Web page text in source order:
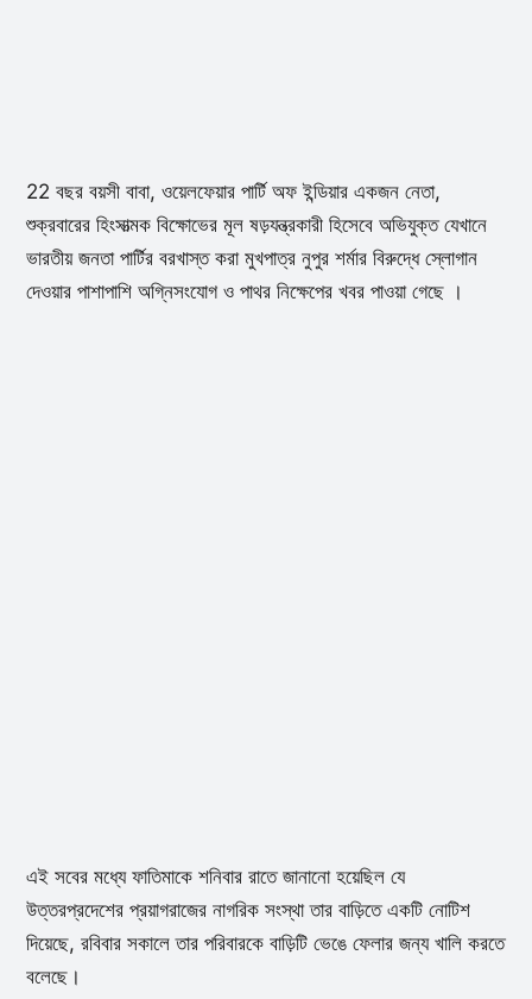
22 বছর বয়সী বাবা, ওয়েলফেয়ার পার্টি অফ ইন্ডিয়ার একজন নেতা,
শুক্রবারের হিংসাত্মক বিক্ষোভের মূল ষড়যন্ত্রকারী হিসেবে অভিযুক্ত যেখানে
ভারতীয় জনতা পার্টির বরখাস্ত করা মুখপাত্র নুপুর শর্মার বিরুদ্ধে স্লোগান
দেওয়ার পাশাপাশি অগ্নিসংযোগ ও পাথর নিক্ষেপের খবর পাওয়া গেছে ।
এই সবের মধ্যে ফাতিমাকে শনিবার রাতে জানানো হয়েছিল যে
উত্তরপ্রদেশের প্রয়াগরাজের নাগরিক সংস্থা তার বাড়িতে একটি নোটিশ
দিয়েছে, রবিবার সকালে তার পরিবারকে বাড়িটি ভেঙে ফেলার জন্য খালি করতে
বলেছে।